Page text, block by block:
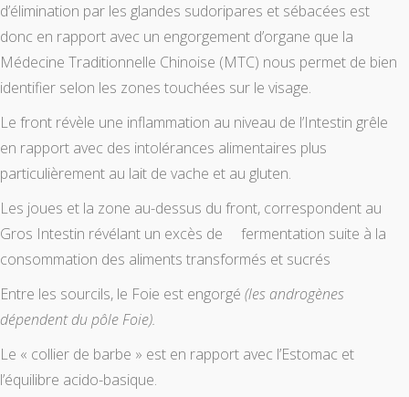
d’élimination par les glandes sudoripares et sébacées est
donc en rapport avec un engorgement d’organe que la
Médecine Traditionnelle Chinoise (MTC) nous permet de bien
identifier selon les zones touchées sur le visage.
Le front révèle une inflammation au niveau de l’Intestin grêle
en rapport avec des intolérances alimentaires plus
particulièrement au lait de vache et au gluten.
Les joues et la zone au-dessus du front, correspondent au
Gros Intestin révélant un excès de fermentation suite à la
consommation des aliments transformés et sucrés
Entre les sourcils, le Foie est engorgé (les androgènes
dépendent du pôle Foie).
Le « collier de barbe » est en rapport avec l’Estomac et
l’équilibre acido-basique.